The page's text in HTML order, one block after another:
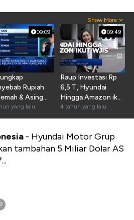
Show More
09:09
Rupiah
& Asing
Dari Pasar
RI
yang lalu
09:49
Raup Investasi Rp
6,5 T, Hyundai
Hingga Amazon ikut
WJIS 2021
4 tahun yang lalu
- Hyundai Motor Grup
tambahan 5 Miliar Dolar AS